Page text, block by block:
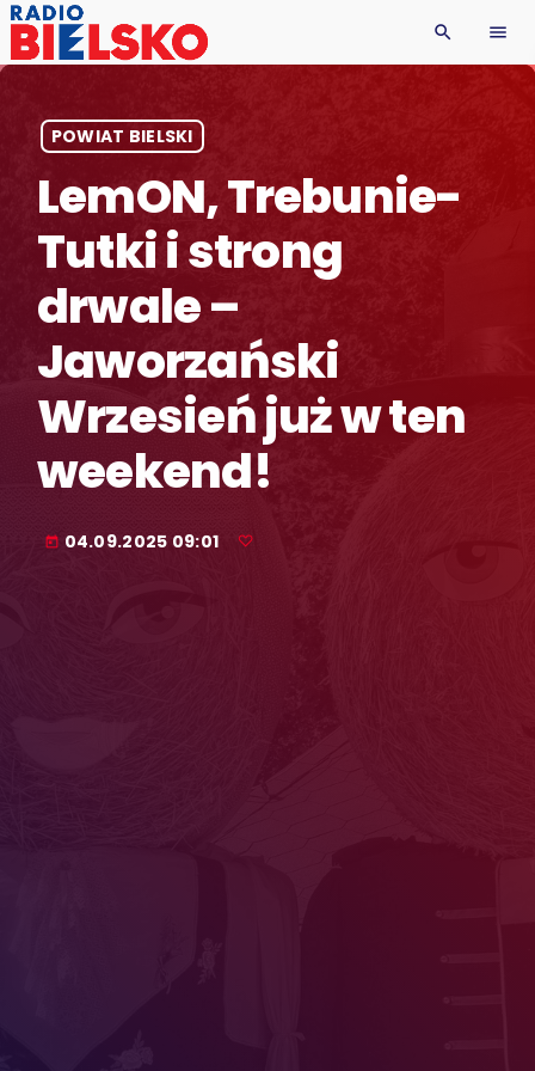
search menu
POWIAT BIELSKI
LemON, Trebunie-
Tutki i strong
drwale –
Jaworzański
Wrzesień już w ten
weekend!
today 04.09.2025 09:01